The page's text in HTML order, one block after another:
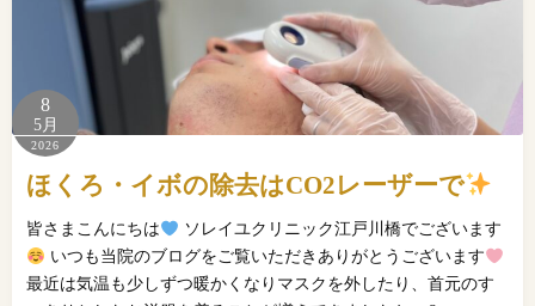
8
5月
2026
ほくろ・イボの除去はCO2レーザーで
皆さまこんにちは
ソレイユクリニック江戸川橋でございます
いつも当院のブログをご覧いただきありがとうございます
最近は気温も少しずつ暖かくなりマスクを外したり、首元のす